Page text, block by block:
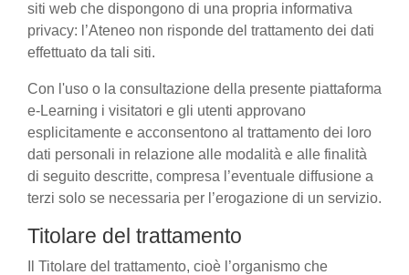
siti web che dispongono di una propria informativa
privacy: l’Ateneo non risponde del trattamento dei dati
effettuato da tali siti.
Con l'uso o la consultazione della presente piattaforma
e-Learning i visitatori e gli utenti approvano
esplicitamente e acconsentono al trattamento dei loro
dati personali in relazione alle modalità e alle finalità
di seguito descritte, compresa l’eventuale diffusione a
terzi solo se necessaria per l’erogazione di un servizio.
Titolare del trattamento
Il Titolare del trattamento, cioè l’organismo che